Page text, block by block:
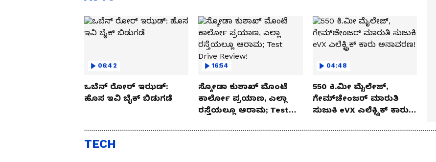
06:42
ಒಬೆನ್ ರೋರ್ ಇಝಡ್:
ಹೊಸ ಇವಿ ಬೈಕ್ ಬಿಡುಗಡೆ
16:54
ಸ್ಕೋಡಾ ಕುಶಾಖ್ ಮೊಂಟೆ
ಕಾರ್ಲೋ ಪ್ರಯಾಣ, ಎಲ್ಲಾ
ರಸ್ತೆಯಲ್ಲೂ ಆರಾಮ; Test
04:48
550 ಕಿ.ಮೀ ಮೈಲೇಜ್,
ಗೇಮ್‌ಚೇಂಜರ್ ಮಾರುತಿ
ಸುಜುಕಿ eVX ಎಲೆಕ್ಟ್ರಿಕ್ ಕಾರು
TECH